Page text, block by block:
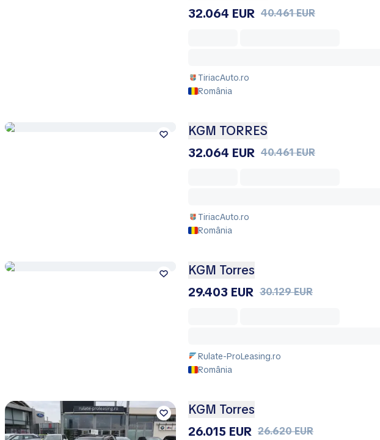
32.064 EUR 40.461 EUR
TiriacAuto.ro
România
KGM TORRES
32.064 EUR 40.461 EUR
TiriacAuto.ro
România
KGM Torres
29.403 EUR 30.129 EUR
Rulate-ProLeasing.ro
România
KGM Torres
26.015 EUR 26.620 EUR